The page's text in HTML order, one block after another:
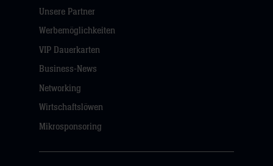
Unsere Partner
Werbemöglichkeiten
VIP Dauerkarten
Business-News
Networking
Wirtschaftslöwen
Mikrosponsoring